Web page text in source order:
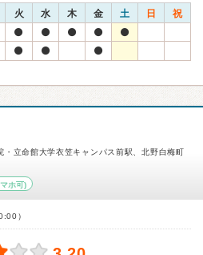
火 水 木 金 土 日 祝
立命館大学衣笠キャンパス前駅、北野白梅町
ホ可)
）